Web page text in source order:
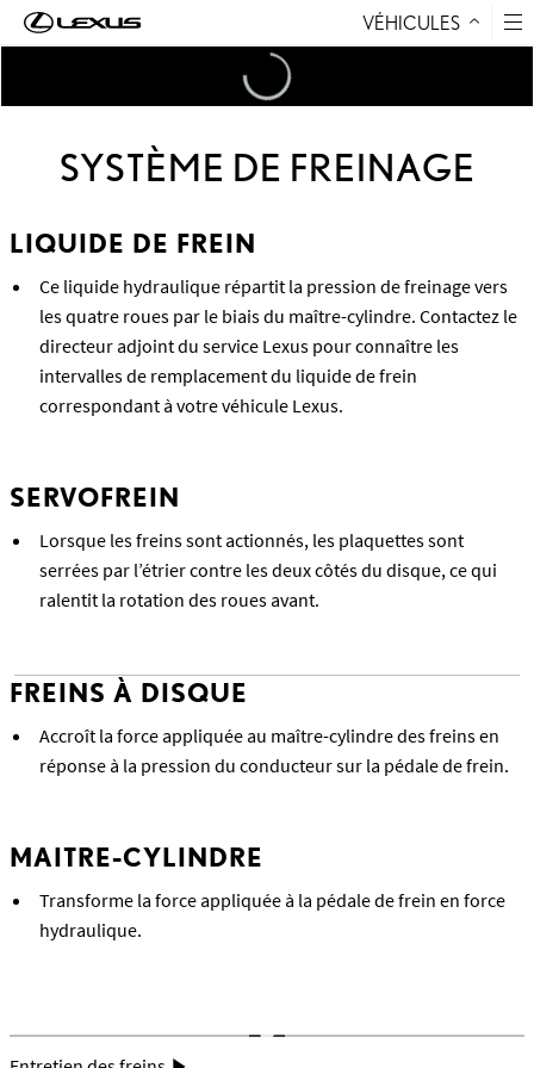
VÉHICULES
Loading
SYSTÈME DE FREINAGE
LIQUIDE DE FREIN
Ce liquide hydraulique répartit la pression de freinage vers
les quatre roues par le biais du maître-cylindre. Contactez le
directeur adjoint du service Lexus pour connaître les
intervalles de remplacement du liquide de frein
correspondant à votre véhicule Lexus.
SERVOFREIN
Lorsque les freins sont actionnés, les plaquettes sont
serrées par l’étrier contre les deux côtés du disque, ce qui
ralentit la rotation des roues avant.
FREINS À DISQUE
Accroît la force appliquée au maître-cylindre des freins en
réponse à la pression du conducteur sur la pédale de frein.
MAITRE-CYLINDRE
Transforme la force appliquée à la pédale de frein en force
hydraulique.